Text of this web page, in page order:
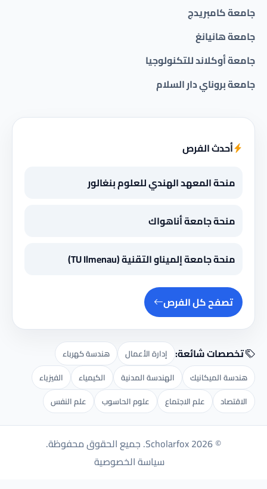
جامعة كامبريدج
جامعة هانيانغ
جامعة أوكلاند للتكنولوجيا
جامعة بروناي دار السلام
أحدث الفرص
منحة المعهد الهندي للعلوم بنغالور
منحة جامعة أناهواك
منحة جامعة إلميناو التقنية (TU Ilmenau)
تصفح كل الفرص
تخصصات شائعة: إدارة الأعمال
هندسة كهرباء
هندسة الميكانيك
الهندسة المدنية الكيمياء
الفيزياء
الاقتصاد
علم الاجتماع علوم الحاسوب علم النفس
© 2026 Scholarfox. جميع الحقوق محفوظة.
سياسة الخصوصية